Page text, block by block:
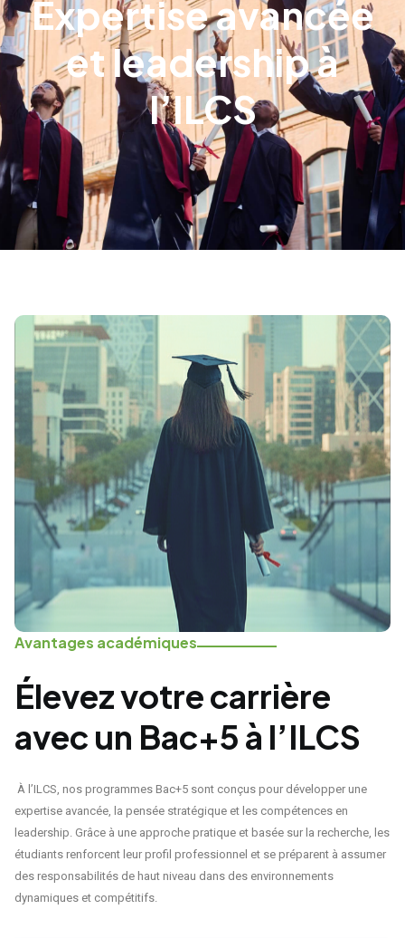
Expertise avancée
et leadership à
l’ILCS
Avantages académiques
Élevez votre carrière
avec un Bac+5 à l’ILCS
À l’ILCS, nos programmes Bac+5 sont conçus pour développer une
expertise avancée, la pensée stratégique et les compétences en
leadership. Grâce à une approche pratique et basée sur la recherche, les
étudiants renforcent leur profil professionnel et se préparent à assumer
des responsabilités de haut niveau dans des environnements
dynamiques et compétitifs.